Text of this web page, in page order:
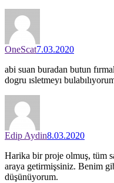
OneScat7.03.2020
abi suan buradan butun
dogru ısletmeyı
Edip Aydin8.03.2020
Harika bir proje olmuş, tüm
araya getirmişsiniz. Benim
düşünüyorum.